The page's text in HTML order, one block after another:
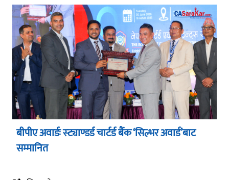
बीपीए अवार्डः स्ट्याण्डर्ड चार्टर्ड बैंक ‘सिल्भर अवार्ड’बाट
सम्मानित